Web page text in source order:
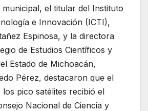
municipal, el titular del Instituto
e Innovación (ICTI),
Espinosa, y la directora
de Estudios Científicos y
Estado de Michoacán,
Pérez, destacaron que el
los pico satélites recibió el
Nacional de Ciencia y